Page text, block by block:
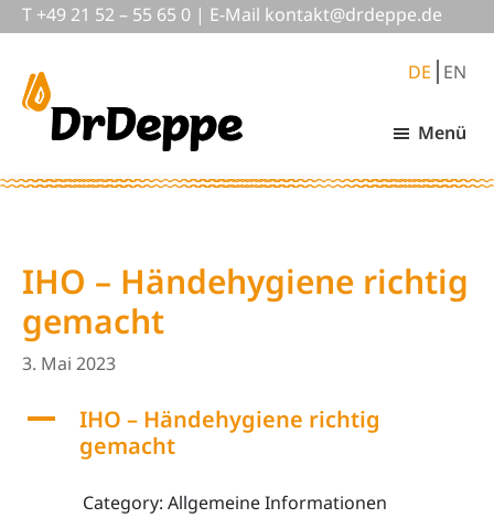
Skip
to
content
Zur
Fußzeile
T +49 21 52 – 55 65 0 | E-Mail ed.ep
pedrd
@tkat
nok
DE EN
schützen,
Menü
IHO – Händehygiene richtig
gemacht
3. Mai 2023
A
IHO – Händehygiene richtig
gemacht
Category: Allgemeine Informationen